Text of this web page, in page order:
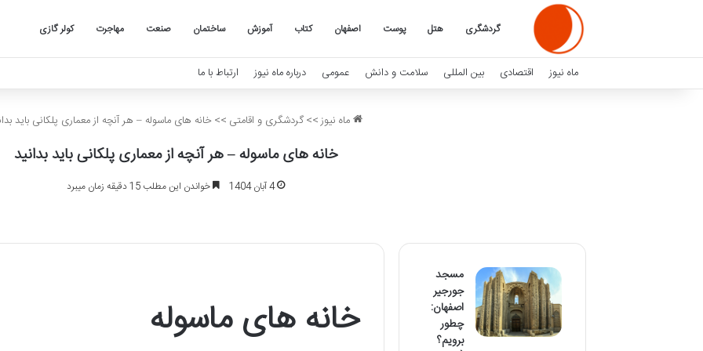
گردشگری هتل پوست اصفهان کتاب آموزش ساختمان صنعت مهاجرت کولر گازی
ماه نیوز اقتصادی بین المللی سلامت و دانش عمومی درباره ماه نیوز ارتباط با ما
ماه نیوز>>گردشگری و اقامتی >>خانه های ماسوله – هر آنچه از معماری پلکانی باید
خانه های ماسوله – هر آنچه از معماری پلکانی باید بدانید
4 آبان 1404 خواندن این مطلب 15 دقیقه زمان میبرد
خانه های ماسوله
مسجد
جورجیر
اصفهان:
چطور
برویم؟